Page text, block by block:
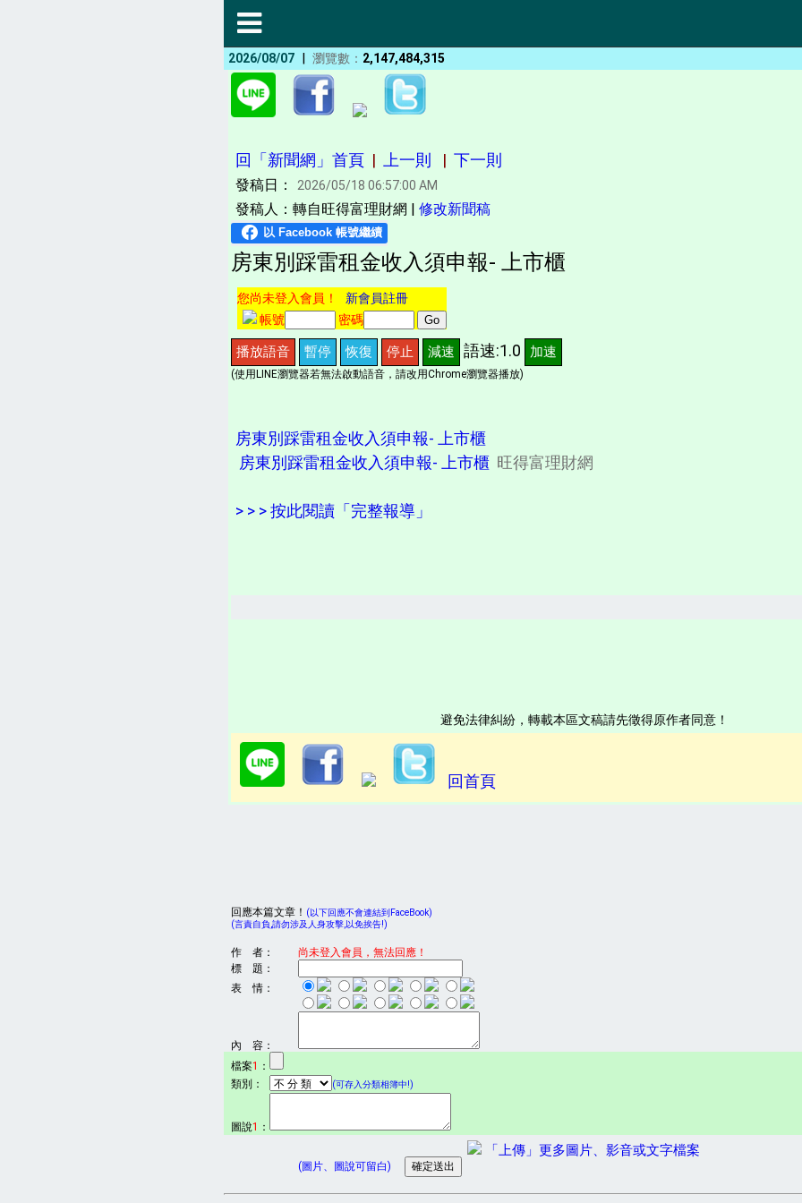
2026/08/07 | 瀏覽數： 2,147,484,315
回「新聞網」首頁 | 上一則 | 下一則
發稿日： 2026/05/18 06:57:00 AM
發稿人：轉自旺得富理財網 | 修改新聞稿
房東別踩雷租金收入須申報- 上市櫃
您尚未登入會員！ 新會員註冊
帳號
密碼
播放語音 暫停 恢復 停止 減速 語速:1.0 加速
(使用LINE瀏覽器若無法啟動語音，請改用Chrome瀏覽器播放)
房東別踩雷租金收入須申報- 上市櫃
房東別踩雷租金收入須申報- 上市櫃 旺得富理財網
> > > 按此閱讀「完整報導」
避免法律糾紛，轉載本區文稿請先徵得原作者同意！
回首頁
回應本篇文章！ (以下回應不會連結到FaceBook)
(言責自負,請勿涉及人身攻擊,以免挨告!)
作 者：
尚未登入會員，無法回應！
標 題：
表 情：
內 容：
檔案1 ：
類別：
(可存入分類相簿中!)
圖說1 ：
「上傳」更多圖片、影音或文字檔案
(圖片、圖說可留白)